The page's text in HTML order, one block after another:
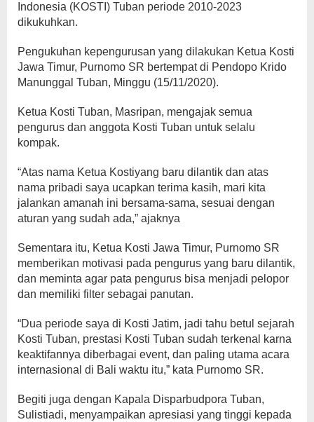
Indonesia (KOSTI) Tuban periode 2010-2023
dikukuhkan.
Pengukuhan kepengurusan yang dilakukan Ketua Kosti
Jawa Timur, Purnomo SR bertempat di Pendopo Krido
Manunggal Tuban, Minggu (15/11/2020).
Ketua Kosti Tuban, Masripan, mengajak semua
pengurus dan anggota Kosti Tuban untuk selalu
kompak.
“Atas nama Ketua Kostiyang baru dilantik dan atas
nama pribadi saya ucapkan terima kasih, mari kita
jalankan amanah ini bersama-sama, sesuai dengan
aturan yang sudah ada,” ajaknya
Sementara itu, Ketua Kosti Jawa Timur, Purnomo SR
memberikan motivasi pada pengurus yang baru dilantik,
dan meminta agar pata pengurus bisa menjadi pelopor
dan memiliki filter sebagai panutan.
“Dua periode saya di Kosti Jatim, jadi tahu betul sejarah
Kosti Tuban, prestasi Kosti Tuban sudah terkenal karna
keaktifannya diberbagai event, dan paling utama acara
internasional di Bali waktu itu,” kata Purnomo SR.
Begiti juga dengan Kapala Disparbudpora Tuban,
Sulistiadi, menyampaikan apresiasi yang tinggi kepada